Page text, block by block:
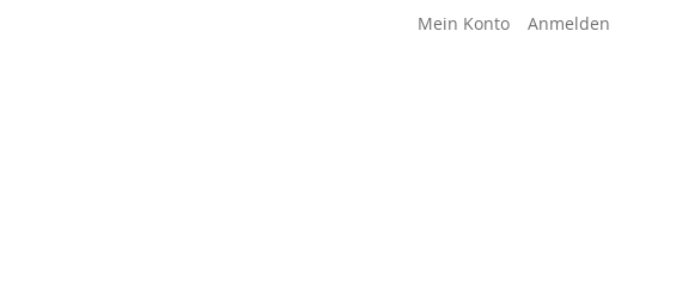
Mein Konto Anmelden